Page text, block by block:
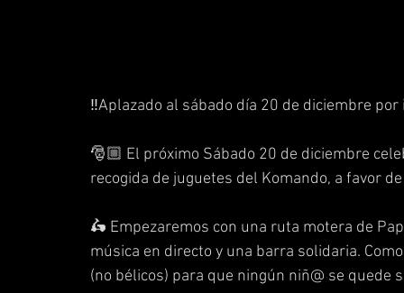
‼️Aplazado al sábado día 20 de diciembre
🎅🏼 El próximo Sábado 20 de diciembre
recogida de juguetes del Komando, a favor
🛵 Empezaremos con una ruta motera de
música en directo y una barra solidaria.
(no bélicos) para que ningún niñ@ se quede